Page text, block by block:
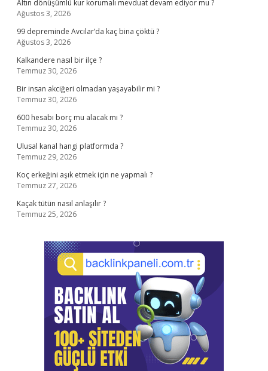
Altın dönüşümlü kur korumalı mevduat devam ediyor mu ?
Ağustos 3, 2026
99 depreminde Avcılar’da kaç bina çöktü ?
Ağustos 3, 2026
Kalkandere nasıl bir ilçe ?
Temmuz 30, 2026
Bir insan akciğeri olmadan yaşayabilir mi ?
Temmuz 30, 2026
600 hesabı borç mu alacak mı ?
Temmuz 30, 2026
Ulusal kanal hangi platformda ?
Temmuz 29, 2026
Koç erkeğini aşık etmek için ne yapmalı ?
Temmuz 27, 2026
Kaçak tütün nasıl anlaşılır ?
Temmuz 25, 2026